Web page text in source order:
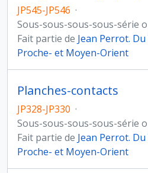
JP545-JP546 ·
Sous-sous-sous-sous-série
Fait partie de Jean Perrot.
Proche- et Moyen-Orient
Planches-contacts
JP328-JP330 ·
Sous-sous-sous-sous-série
Fait partie de Jean Perrot.
Proche- et Moyen-Orient